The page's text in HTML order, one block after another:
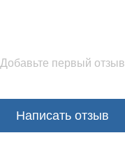
Добавьте первый отзыв
Написать отзыв